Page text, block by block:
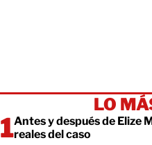
LO
Antes y después de Elize
reales del caso